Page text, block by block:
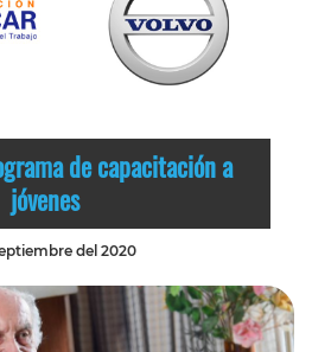
de capacitación a
jóvenes
del 2020